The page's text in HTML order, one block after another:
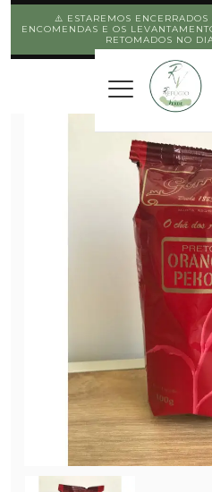
⚠️ ESTAREMOS
ENCOMENDAS E OS
RETOMADOS NO